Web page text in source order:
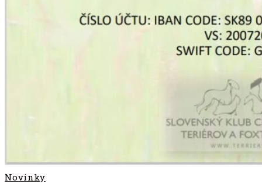
Novinky